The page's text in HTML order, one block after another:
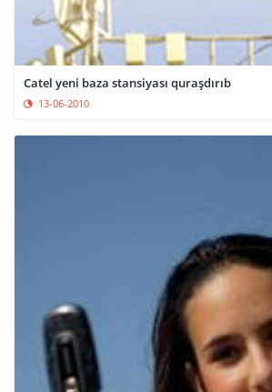
Catel yeni baza stansiyası quraşdırıb
13-06-2010